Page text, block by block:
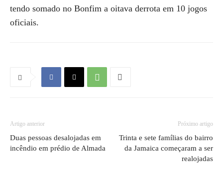
tendo somado no Bonfim a oitava derrota em 10 jogos
oficiais.
Artigo anterior
Duas pessoas desalojadas em
incêndio em prédio de Almada
Próximo artigo
Trinta e sete famílias do bairro
da Jamaica começaram a ser
realojadas